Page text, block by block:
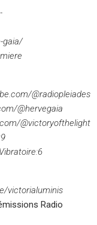
gaia/
@radiopleiades
@hervegaia
@victoryofthelight
victorialuminis
Radio